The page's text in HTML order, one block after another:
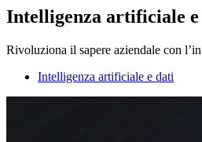
Intelligenza artificiale e
Rivoluziona il sapere aziendale con
Intelligenza artificiale e dati